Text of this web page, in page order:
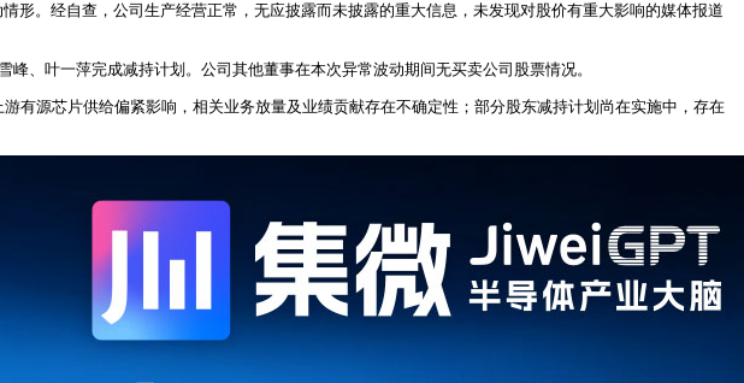
形。经自查，公司生产经营正常，无应披露而未披露的重大信息，未发现对股价有重大影响的媒体报道
、叶一萍完成减持计划。公司其他董事在本次异常波动期间无买卖公司股票情况。
有源芯片供给偏紧影响，相关业务放量及业绩贡献存在不确定性；部分股东减持计划尚在实施中，存在